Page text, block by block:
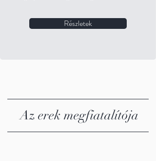
Részletek
Az erek megfiatalítója